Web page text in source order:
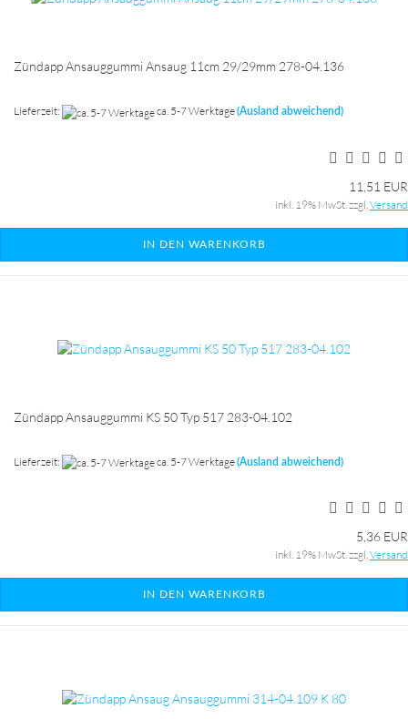
Zündapp Ansauggummi Ansaug 11cm 29/29mm 278-04.136
Lieferzeit: ca. 5-7 Werktage(Ausland abweichend)
11,51 EUR
inkl. 19% MwSt. zzgl. Versand
IN DEN WARENKORB
Zündapp Ansauggummi KS 50 Typ 517 283-04.102
Lieferzeit: ca. 5-7 Werktage(Ausland abweichend)
5,36 EUR
inkl. 19% MwSt. zzgl.Versand
IN DEN WARENKORB